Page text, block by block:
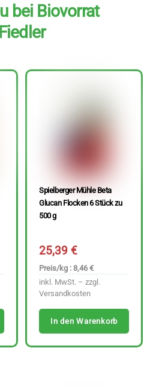
bei Biovorrat
Fiedler
Spielberger Mühle Beta
Glucan Flocken 6 Stück zu
500 g
25,39€
Preis/kg : 8,46 €
inkl. MwSt. – zzgl.
Versandkosten
In den Warenkorb